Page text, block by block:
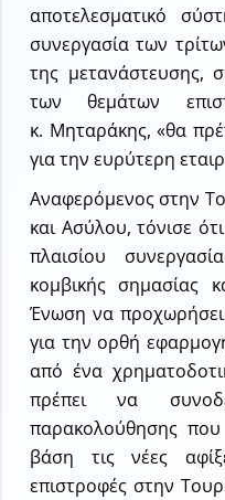
αποτελεσματικό
συνεργασία των
της μετανάστευσης,
των θεμάτων
κ. Μηταράκης, «θα
για την ευρύτερη
Αναφερόμενος στην
και Ασύλου, τόνισε
πλαισίου
κομβικής σημασίας
Ένωση να προχωρήσει
για την ορθή
από ένα
πρέπει να
παρακολούθησης
βάση τις νέες
επιστροφές στην